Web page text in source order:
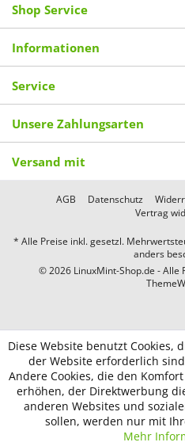
Shop Service
Informationen
Service
Unsere Zahlungsarten
Versand mit
AGB Datenschutz
Vertrag
* Alle Preise inkl. gesetzl.
anders
© 2026 LinuxMint-Shop.de - Alle
Diese Website benutzt Cookies,
der Website erforderlich
Andere Cookies, die den
erhöhen, der Direktwerbung
anderen Websites und
sollen, werden nur mit
Mehr